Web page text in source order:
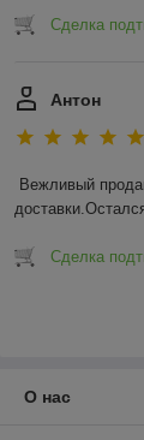
Сделка
Антон
Вежливый
Сделка
О нас